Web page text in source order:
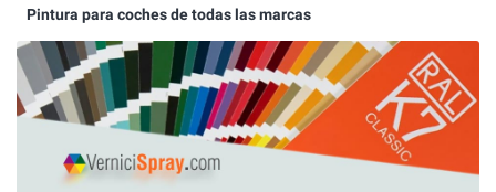
Pintura para coches de todas las marcas